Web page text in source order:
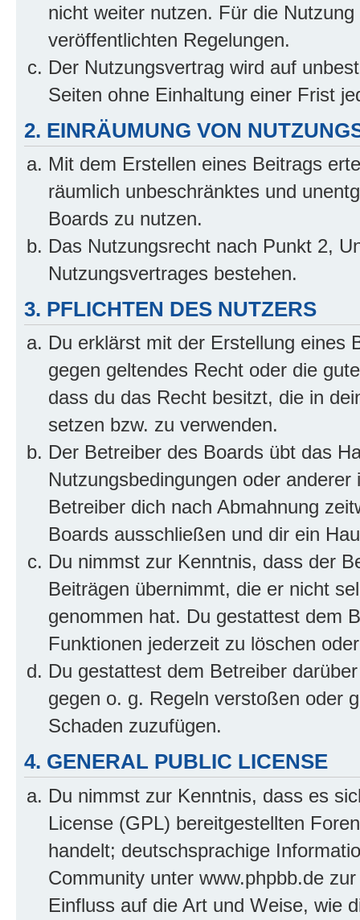
nicht weiter nutzen. Für die
veröffentlichten Regelungen.
Der Nutzungsvertrag wird auf
Seiten ohne Einhaltung einer Frist
2. EINRÄUMUNG VON
Mit dem Erstellen eines Beitrags
räumlich unbeschränktes und
Boards zu nutzen.
Das Nutzungsrecht nach Punkt 2,
Nutzungsvertrages bestehen.
3. PFLICHTEN DES NUTZERS
Du erklärst mit der Erstellung eines
gegen geltendes Recht oder die
dass du das Recht besitzt, die in
setzen bzw. zu verwenden.
Der Betreiber des Boards übt das
Nutzungsbedingungen oder
Betreiber dich nach Abmahnung
Boards ausschließen und dir ein
Du nimmst zur Kenntnis, dass der
Beiträgen übernimmt, die er nicht
genommen hat. Du gestattest dem
Funktionen jederzeit zu löschen
Du gestattest dem Betreiber
gegen o. g. Regeln verstoßen oder
Schaden zuzufügen.
4. GENERAL PUBLIC LICENSE
Du nimmst zur Kenntnis, dass es
License (GPL) bereitgestellten
handelt; deutschsprachige
Community unter www.phpbb.de
Einfluss auf die Art und Weise, wie